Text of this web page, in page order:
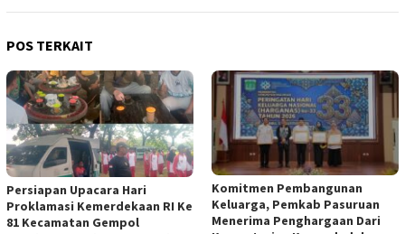
POS TERKAIT
Persiapan Upacara Hari
Proklamasi Kemerdekaan RI Ke
81 Kecamatan Gempol
Komitmen Pembangunan
Keluarga, Pemkab Pasuruan
Menerima Penghargaan Dari